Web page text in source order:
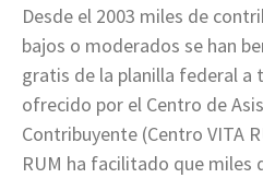
Desde el 2003 miles de
bajos o moderados se han
gratis de la planilla federal a
ofrecido por el Centro de
Contribuyente (Centro VITA
RUM ha facilitado que miles